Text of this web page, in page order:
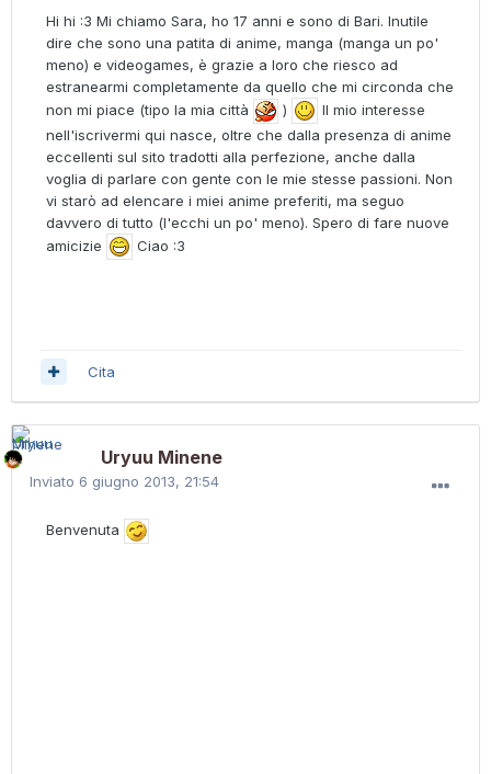
Hi hi :3 Mi chiamo Sara, ho 17 anni e sono di Bari. Inutile
dire che sono una patita di anime, manga (manga un po'
meno) e videogames, è grazie a loro che riesco ad
estranearmi completamente da quello che mi circonda che
non mi piace (tipo la mia città
)
Il mio interesse
nell'iscrivermi qui nasce, oltre che dalla presenza di anime
eccellenti sul sito tradotti alla perfezione, anche dalla
voglia di parlare con gente con le mie stesse passioni. Non
vi starò ad elencare i miei anime preferiti, ma seguo
davvero di tutto (l'ecchi un po' meno). Spero di fare nuove
amicizie
Ciao :3
Cita
Uryuu Minene
Inviato 6 giugno 2013, 21:54
Benvenuta